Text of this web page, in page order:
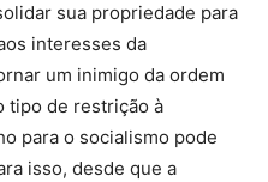
sua propriedade para
interesses da
um inimigo da ordem
tipo de restrição à
para o socialismo pode
isso, desde que a